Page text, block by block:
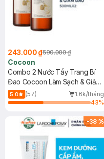
243.000 ₫590.000 ₫
Cocoon
Combo 2 Nước Tẩy Trang Bí
Đao Cocoon Làm Sạch & Giảm
Dầu 500ml
5.0 (57)
1.6k/tháng
43%
-38 %